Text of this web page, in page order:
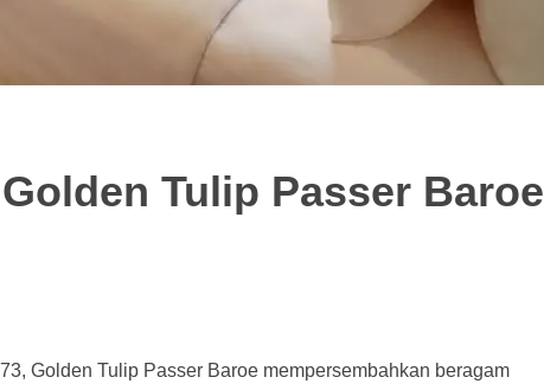
Tulip Passer Baroe
Golden Tulip Passer Baroe mempersembahkan beragam